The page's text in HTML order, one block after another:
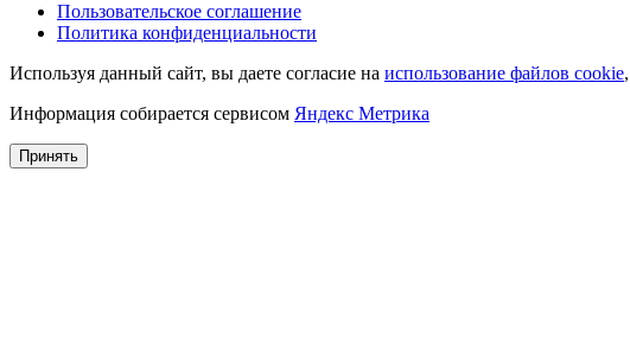
Пользовательское соглашение
Политика конфиденциальности
Используя данный сайт, вы даете согласие на использование файлов cookie
Информация собирается сервисом Яндекс Метрика
Принять